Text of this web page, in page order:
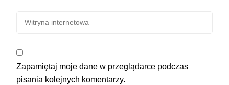
Zapamiętaj moje dane w przeglądarce podczas
pisania kolejnych komentarzy.